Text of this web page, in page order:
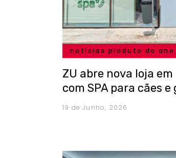
notícias produto do ano
ZU abre nova loja em
com SPA para cães e
19 de Junho, 2026